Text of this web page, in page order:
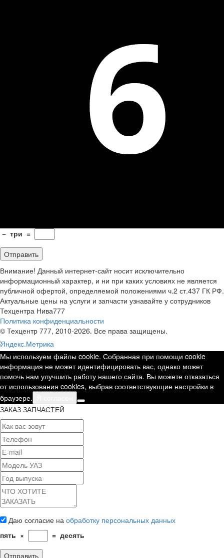
− три =
Внимание! Данный интернет-сайт носит исключительно
информационный характер, и ни при каких условиях не является
публичной офертой, определяемой положениями ч.2 ст.437 ГК РФ.
Актуальные цены на услуги и запчасти узнавайте у сотрудников
Техцентра Нива777
Политика конфиденциальности
© Техцентр 777, 2010-2026. Все права защищены.
Мы используем файлы cookie. Собранная при помощи cookie
информация не может идентифицировать вас, однако может
помочь нам улучшить работу нашего сайта. Вы можете отказаться
от использования cookies, выбрав соответствующие настройки в
браузере.
ЗАКАЗ ЗАПЧАСТЕЙ
Даю согласие на обработку персональных данных
пять × = десять